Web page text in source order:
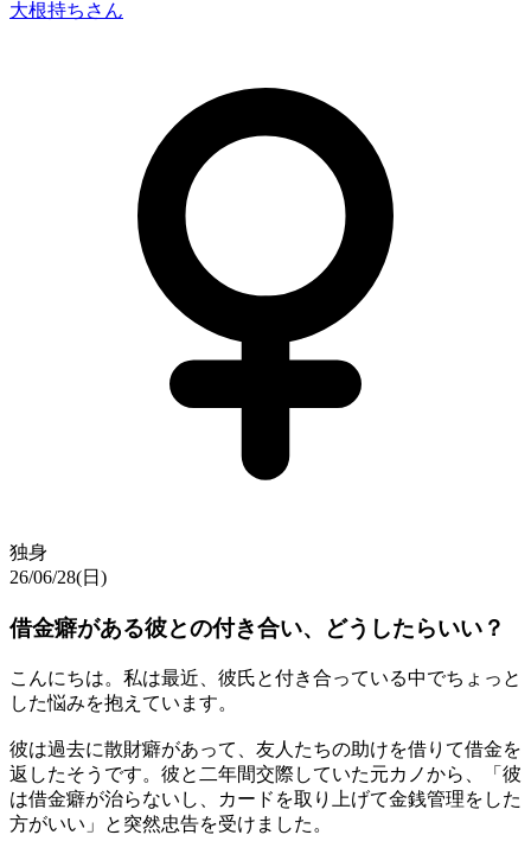
大根持ち さん
独身
26/06/28(日)
借金癖がある彼との付き合い、どうしたらいい？
こんにちは。私は最近、彼氏と付き合っている中でちょっと
した悩みを抱えています。
彼は過去に散財癖があって、友人たちの助けを借りて借金を
返したそうです。彼と二年間交際していた元カノから、「彼
は借金癖が治らないし、カードを取り上げて金銭管理をした
方がいい」と突然忠告を受けました。